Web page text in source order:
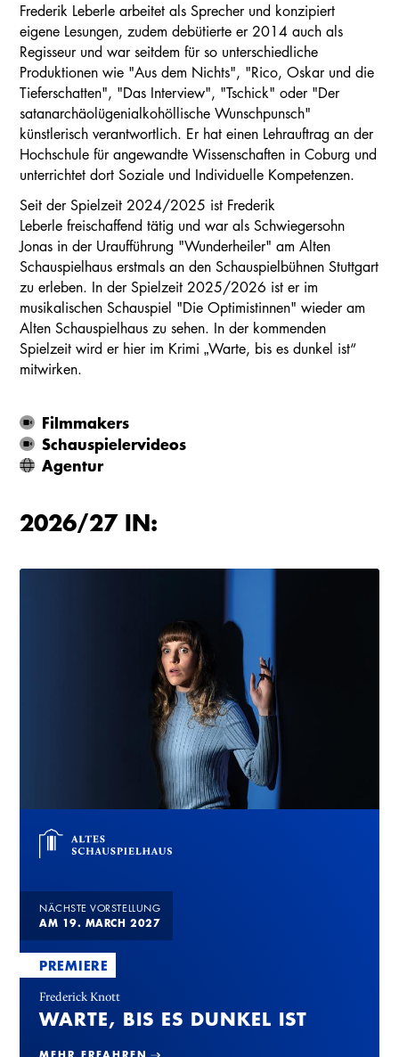
Frederik Leberle arbeitet als Sprecher und konzipiert
eigene Lesungen, zudem debütierte er 2014 auch als
Regisseur und war seitdem für so unterschiedliche
Produktionen wie "Aus dem Nichts", "Rico, Oskar und die
Tieferschatten", "Das Interview", "Tschick" oder "Der
satanarchäolügenialkohöllische Wunschpunsch"
künstlerisch verantwortlich. Er hat einen Lehrauftrag an der
Hochschule für angewandte Wissenschaften in Coburg und
unterrichtet dort Soziale und Individuelle Kompetenzen.
Seit der Spielzeit 2024/2025 ist Frederik
Leberle freischaffend tätig und war als Schwiegersohn
Jonas in der Uraufführung "Wunderheiler" am Alten
Schauspielhaus erstmals an den Schauspielbühnen Stuttgart
zu erleben. In der Spielzeit 2025/2026 ist er im
musikalischen Schauspiel "Die Optimistinnen" wieder am
Alten Schauspielhaus zu sehen. In der kommenden
Spielzeit wird er hier im Krimi „Warte, bis es dunkel ist“
mitwirken.
Filmmakers
Schauspielervideos
Agentur
2026/27 IN:
NÄCHSTE VORSTELLUNG
AM 19. MARCH 2027
PREMIERE
Frederick Knott
WARTE, BIS ES DUNKEL IST